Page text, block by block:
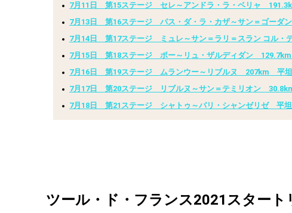
7月11日 第15ステージ セレ～アンドラ・ラ・ベリャ
7月13日 第16ステージ パス・ダ・ラ・カザ～サン＝ゴー
7月14日 第17ステージ ミュレ～サン＝ラリ＝スラン コル・
7月15日 第18ステージ ポー～リュ・ザルディダン
7月16日 第19ステージ ムランウー～リブルヌ 207km 平坦
7月17日 第20ステージ リブルヌ～サン＝テミリオン
7月18日 第21ステージ シャトゥ～パリ・シャンゼリゼ 平坦
ツール・ド・フランス2021スタート